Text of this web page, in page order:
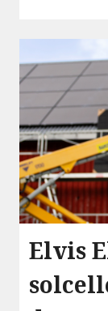
Elvis